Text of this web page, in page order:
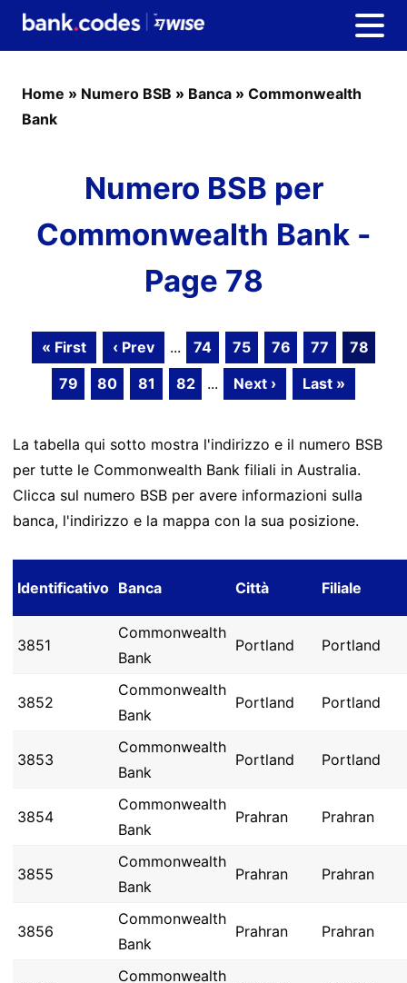
Home » Numero BSB » Banca » Commonwealth
Bank
Numero BSB per
Commonwealth Bank -
Page 78
« First ‹ Prev ... 74 75 76 77
78
79
80 81 82 ... Next › Last »
La tabella qui sotto mostra l'indirizzo e il numero BSB
per tutte le Commonwealth Bank filiali in Australia.
Clicca sul numero BSB per avere informazioni sulla
banca, l'indirizzo e la mappa con la sua posizione.
Identificativo Banca Città Filiale
3851
Commonwealth
Bank
Portland Portland
3852
Commonwealth
Bank
Portland Portland
3853
Commonwealth
Bank
Portland Portland
3854
Commonwealth
Bank
Prahran Prahran
3855
Commonwealth
Bank
Prahran Prahran
3856
Commonwealth
Bank
Prahran Prahran
Commonwealth